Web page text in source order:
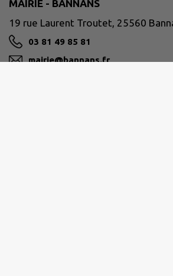
MAIRIE - BANNANS
19 rue Laurent Troutet, 25560
03 81 49 85 81
mairie@bannans.fr